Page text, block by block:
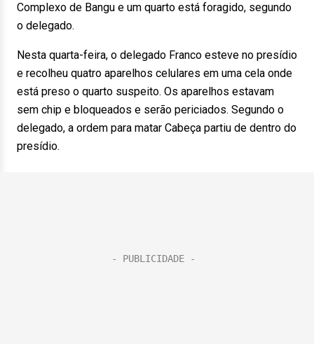
Complexo de Bangu e um quarto está foragido, segundo
o delegado.
Nesta quarta-feira, o delegado Franco esteve no presídio
e recolheu quatro aparelhos celulares em uma cela onde
está preso o quarto suspeito. Os aparelhos estavam
sem chip e bloqueados e serão periciados. Segundo o
delegado, a ordem para matar Cabeça partiu de dentro do
presídio.